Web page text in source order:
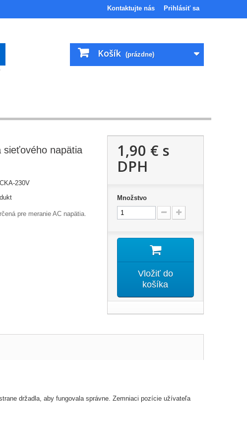
Prihlásiť sa
Kontaktujte nás
Košík (prázdne)
sieťového napätia
230V
pre meranie AC napätia.
1,90 € s
DPH
Množstvo
Vložiť do
košíka
držadla, aby fungovala správne. Zemniaci pozície užívateľa